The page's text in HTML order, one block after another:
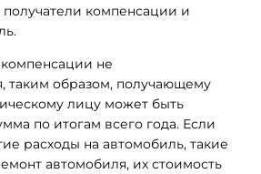
компенсации и
не
таким образом, получающему
лицу может быть
по итогам всего года. Если
расходы на автомобиль, такие
автомобиля, их стоимость